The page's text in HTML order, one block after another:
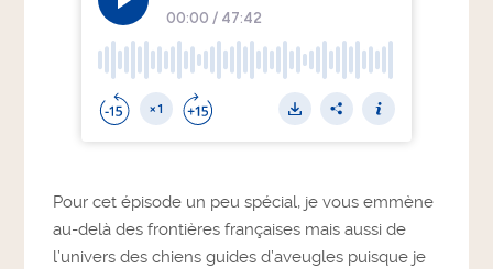
Pour cet épisode un peu spécial, je vous emmène
au-delà des frontières françaises mais aussi de
l’univers des chiens guides d’aveugles puisque je